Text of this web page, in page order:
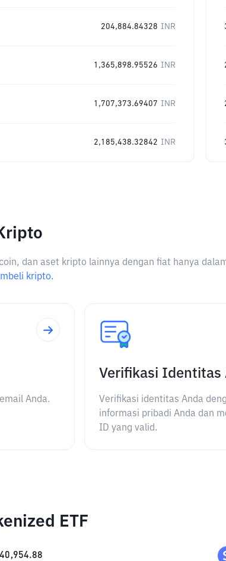
204,884.84328 INR
1,365,898.95526 INR
1,707,373.69407 INR
2,185,438.32842 INR
dan aset kripto lainnya dengan fiat hanya
kripto.
Anda.
Verifikasi Identitas
Verifikasi identitas Anda
informasi pribadi Anda dan
ID yang valid.
ETF